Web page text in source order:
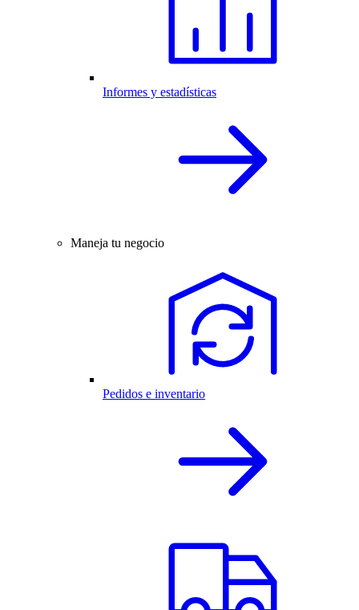
Informes y estadísticas
Maneja tu negocio
Pedidos e inventario